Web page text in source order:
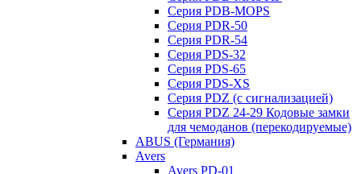
Серия PDB-MOPS
Серия PDR-50
Серия PDR-54
Серия PDS-32
Серия PDS-65
Серия PDS-XS
Серия PDZ (с сигнализацией)
Серия PDZ 24-29 Кодовые замки
для чемоданов (перекодируемые)
ABUS (Германия)
Avers
Avers PD-01